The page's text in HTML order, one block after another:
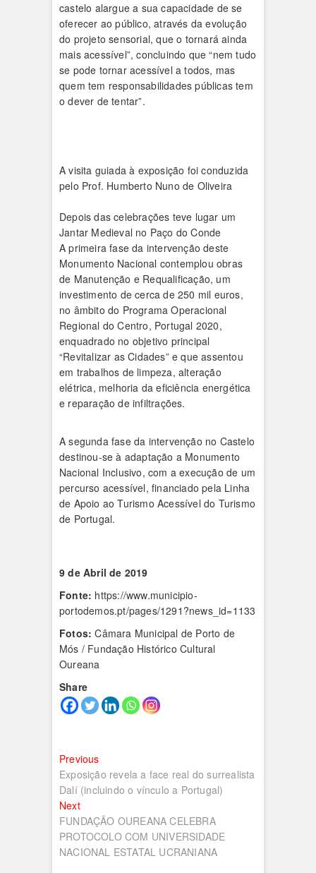
castelo alargue a sua capacidade de se
oferecer ao público, através da evolução
do projeto sensorial, que o tornará ainda
mais acessível”, concluindo que “nem tudo
se pode tornar acessível a todos, mas
quem tem responsabilidades públicas tem
o dever de tentar”.
A visita guiada à exposição foi conduzida
pelo Prof. Humberto Nuno de Oliveira
Depois das celebrações teve lugar um
Jantar Medieval no Paço do Conde
A primeira fase da intervenção deste
Monumento Nacional contemplou obras
de Manutenção e Requalificação, um
investimento de cerca de 250 mil euros,
no âmbito do Programa Operacional
Regional do Centro, Portugal 2020,
enquadrado no objetivo principal
“Revitalizar as Cidades” e que assentou
em trabalhos de limpeza, alteração
elétrica, melhoria da eficiência energética
e reparação de infiltrações.
A segunda fase da intervenção no Castelo
destinou-se à adaptação a Monumento
Nacional Inclusivo, com a execução de um
percurso acessível, financiado pela Linha
de Apoio ao Turismo Acessível do Turismo
de Portugal.
9 de Abril de 2019
Fonte: https://www.municipio-
portodemos.pt/pages/1291?news_id=1133
Fotos: Câmara Municipal de Porto de
Mós / Fundação Histórico Cultural
Oureana
Share
Navegação
de
artigos
PreviousPrevious
post:
Exposição revela a face real do surrealista
Dalí (incluindo o vínculo a Portugal)
NextNext
post:
FUNDAÇÃO OUREANA CELEBRA
PROTOCOLO COM UNIVERSIDADE
NACIONAL ESTATAL UCRANIANA